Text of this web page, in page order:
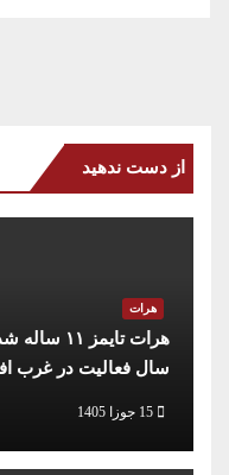
از دست ندهید
هرات
هرات
سال فعالیت در غرب
15 جوزا 1405